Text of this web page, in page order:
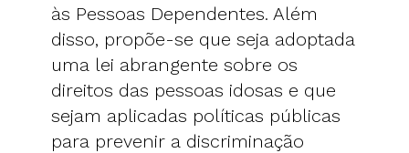
às Pessoas Dependentes. Além
disso, propõe-se que seja adoptada
uma lei abrangente sobre os
direitos das pessoas idosas e que
sejam aplicadas políticas públicas
para prevenir a discriminação